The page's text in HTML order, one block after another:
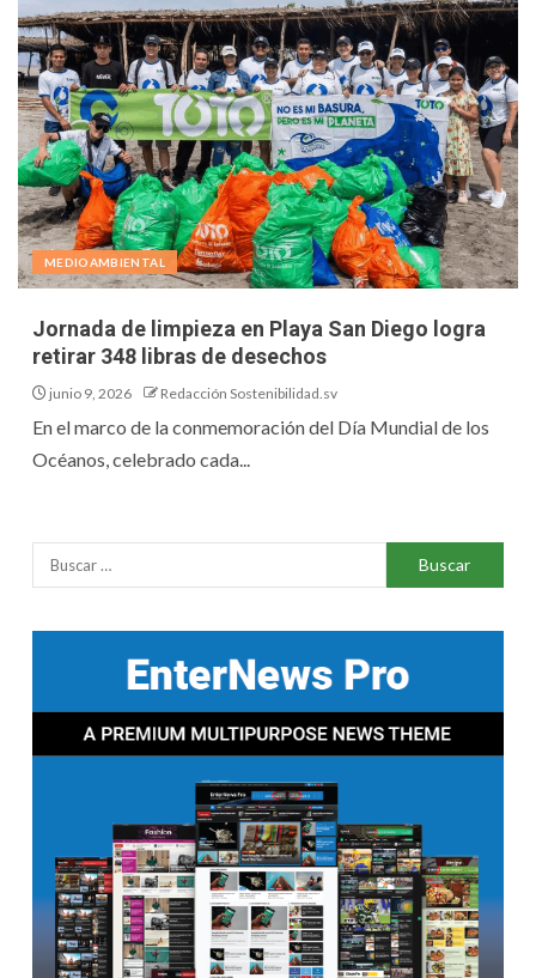
MEDIOAMBIENTAL
Jornada de limpieza en Playa San Diego logra
retirar 348 libras de desechos
junio 9, 2026 Redacción Sostenibilidad.sv
En el marco de la conmemoración del Día Mundial de los
Océanos, celebrado cada...